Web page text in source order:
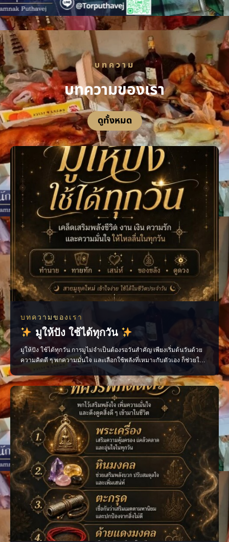
บทความ
บทความของเรา
ดูทั้งหมด
บทความของเรา
มูให้ปัง ใช้ได้ทุกวัน
มูให้ปัง ใช้ได้ทุกวัน การมูไม่จำเป็นต้องรอวันสำคัญ เพียงเริ่มต้นวันด้วย
ความคิดดี ๆ พกความมั่นใจ และเลือกใช้พลังที่เหมาะกับตัวเอง ก็ช่วยให้
ชีวิตประจำวันไหลลื่นขึ้นได้ ไม่ว่าจะเป็นเรื่องงาน การเงิน ความรัก หรือ
โอกาสใหม่ ๆ ทุกอย่างเริ่มต้นได้จาก “พลังใจ” ของเราเอง ติดตามเรื่องราว
สายมูแบบเข้าใจง่าย พร้อ